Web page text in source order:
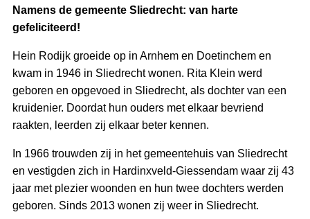
Namens de gemeente Sliedrecht: van harte
gefeliciteerd!
Hein Rodijk groeide op in Arnhem en Doetinchem en
kwam in 1946 in Sliedrecht wonen. Rita Klein werd
geboren en opgevoed in Sliedrecht, als dochter van een
kruidenier. Doordat hun ouders met elkaar bevriend
raakten, leerden zij elkaar beter kennen.
In 1966 trouwden zij in het gemeentehuis van Sliedrecht
en vestigden zich in Hardinxveld‑Giessendam waar zij 43
jaar met plezier woonden en hun twee dochters werden
geboren. Sinds 2013 wonen zij weer in Sliedrecht.